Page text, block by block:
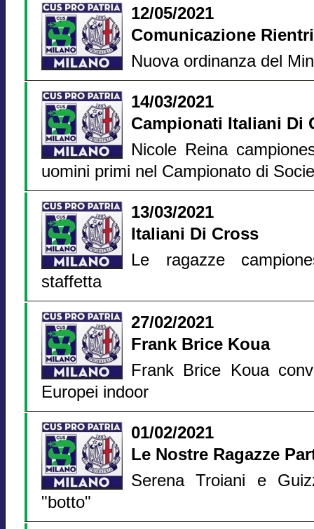
12/05/2021
Comunicazione
Nuova ordinanza del
14/03/2021
Campionati Italiani Di
Nicole Reina
uomini primi nel Campionato di
13/03/2021
Italiani Di Cross
Le ragazze
staffetta
27/02/2021
Frank Brice Koua
Frank Brice Koua
Europei indoor
01/02/2021
Le Nostre Ragazze
Serena Troiani e
"botto"